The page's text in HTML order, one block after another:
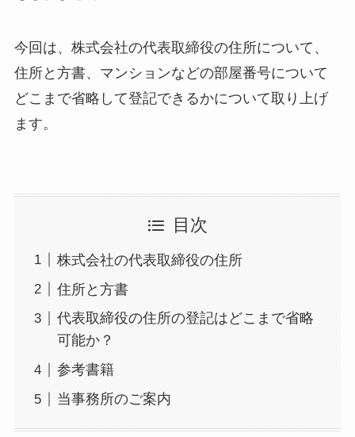
今回は、株式会社の代表取締役の住所について、
住所と方書、マンションなどの部屋番号について
どこまで省略して登記できるかについて取り上げ
ます。
目次
株式会社の代表取締役の住所
住所と方書
代表取締役の住所の登記はどこまで省略
可能か？
参考書籍
当事務所のご案内